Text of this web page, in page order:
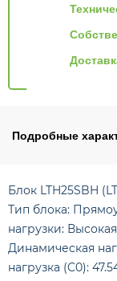
Подробные
Блок LTH25SBH
Тип блока:
нагрузки:
Динамическая
нагрузка (C0):